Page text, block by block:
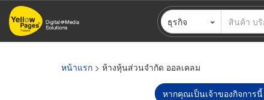
ข้าม
ไป
ธุรกิจ
หน้าแรก > ห้างหุ้นส่วนจำกัด ออลเคลม
หากคุณเป็นเจ้าของกิจการ